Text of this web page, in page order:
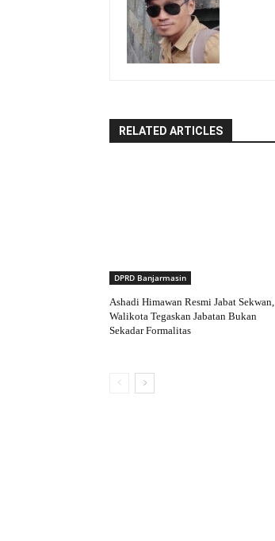
RELATED ARTICLES
DPRD Banjarmasin
Ashadi Himawan Resmi Jabat Sekwan,
Walikota Tegaskan Jabatan Bukan
Sekadar Formalitas